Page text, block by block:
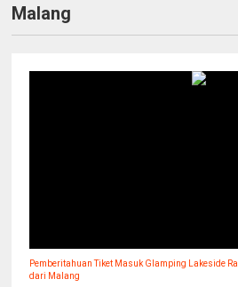
Malang
Pemberitahuan Tiket Masuk Glamping Lakeside
dari Malang